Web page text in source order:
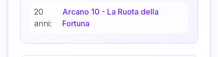
20
anni:
Arcano 10 - La Ruota della
Fortuna